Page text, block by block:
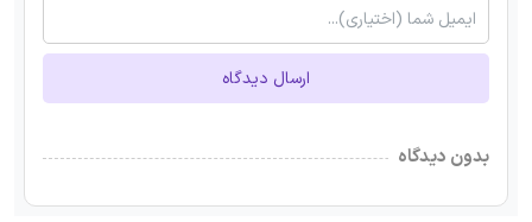
ارسال دیدگاه
بدون دیدگاه